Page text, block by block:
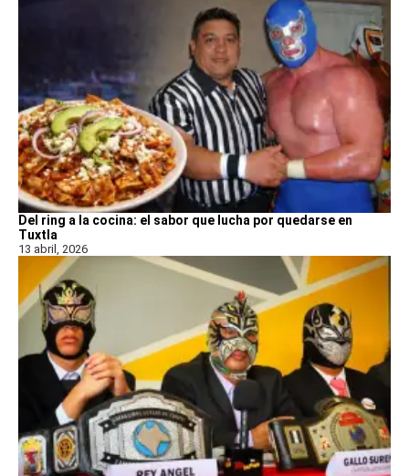
Del ring a la cocina: el sabor que lucha por quedarse en
Tuxtla
13 abril, 2026